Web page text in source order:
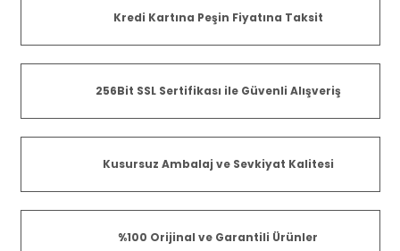
Kredi Kartına Peşin Fiyatına Taksit
256Bit SSL Sertifikası ile Güvenli Alışveriş
Kusursuz Ambalaj ve Sevkiyat Kalitesi
%100 Orijinal ve Garantili Ürünler